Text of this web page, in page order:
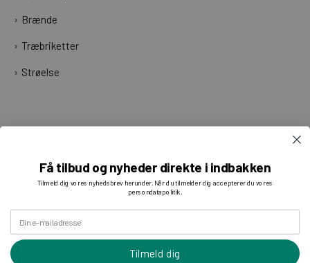
Brænde
Træbriketter
Strøelse
Få tilbud og nyheder direkte i indbakken
Tilmeld dig vores nyhedsbrev herunder. Når du tilmelder dig accepterer du vores
persondatapolitik.
Tilmeld dig